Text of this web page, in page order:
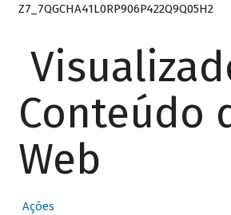
Z7_7QGCHA41L0RP906P422Q9Q05H2
Conteúdo
Web
Ações